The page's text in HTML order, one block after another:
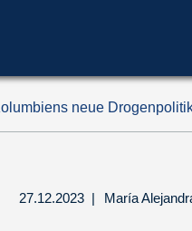
'1')
neue
27.12.2023 | María